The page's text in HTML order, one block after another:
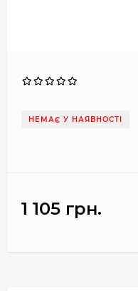
НЕМАЄ У НАЯВНОСТІ
1 105 грн.